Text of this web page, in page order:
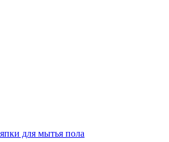
для мытья пола